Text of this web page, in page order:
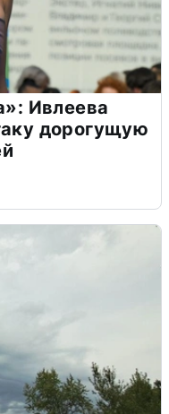
Ивлеева
дорогущую